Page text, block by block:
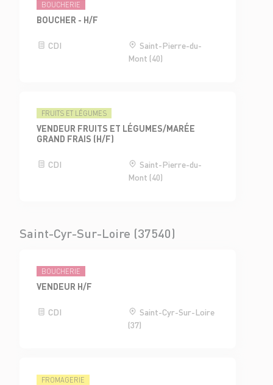
BOUCHERIE
BOUCHER - H/F
CDI
Saint-Pierre-du-
Mont (40)
FRUITS ET LÉGUMES
VENDEUR FRUITS ET LÉGUMES/MARÉE
GRAND FRAIS (H/F)
CDI
Saint-Pierre-du-
Mont (40)
Saint-Cyr-Sur-Loire (37540)
BOUCHERIE
VENDEUR H/F
CDI
Saint-Cyr-Sur-Loire
(37)
FROMAGERIE